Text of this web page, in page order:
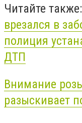
Читайте также:
врезался в
полиция
ДТП
Внимание
разыскивает